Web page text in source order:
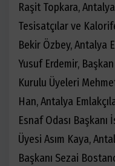
Raşit Topkara,
Tesisatçılar ve
Bekir Özbey, Antalya
Yusuf Erdemir,
Kurulu Üyeleri
Han, Antalya
Esnaf Odası
Üyesi Asım Kaya,
Başkanı Sezai